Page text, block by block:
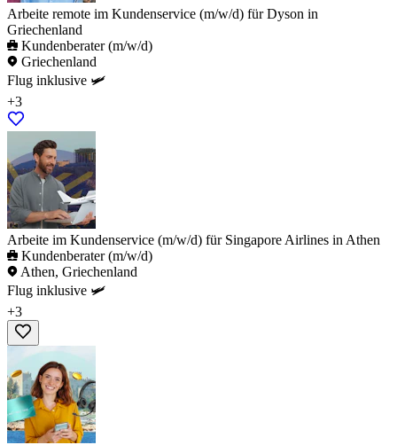
Arbeite remote im Kundenservice (m/w/d) für Dyson in
Griechenland
Kundenberater (m/w/d)
Griechenland
Flug inklusive 🛩️
+3
Arbeite im Kundenservice (m/w/d) für Singapore Airlines in Athen
Kundenberater (m/w/d)
Athen, Griechenland
Flug inklusive 🛩️
+3